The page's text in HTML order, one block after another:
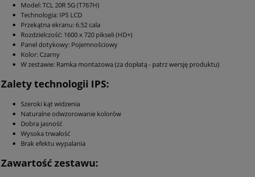
Akumulator - Bateria wymienna
do robota ILIFE A10 L100 A6 A8
W400 S8 Pro - Shinebot W450 -
14.4V 3200mAh
149,00 zł
Model: TCL 20R 5G (T767H)
Technologia: IPS LCD
Przekątna ekranu: 6.52 cala
Rozdzielczość: 1600 x 720 pikseli (HD+)
Panel dotykowy: Pojemnościowy
Kolor: Czarny
W zestawie: Ramka montażowa (za dopłatą - patrz wersję produktu)
Zalety technologii IPS:
Szeroki kąt widzenia
Naturalne odwzorowanie kolorów
Dobra jasność
Wysoka trwałość
Brak efektu wypalania
Zawartość zestawu: